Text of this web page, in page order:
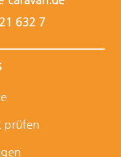
632 7
prüfen